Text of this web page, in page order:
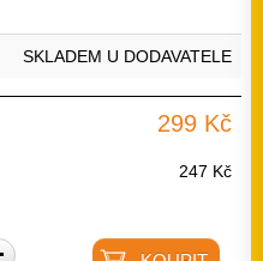
SKLADEM U DODAVATELE
299 Kč
247 Kč